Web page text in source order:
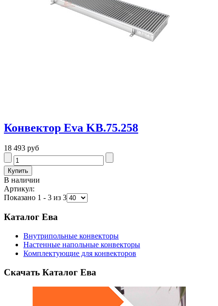
Конвектор Eva KB.75.258
18 493 руб
В наличии
Артикул:
Показано 1 - 3 из 3
Каталог Ева
Внутрипольные конвекторы
Настенные напольные конвекторы
Комплектующие для конвекторов
Скачать Каталог Ева